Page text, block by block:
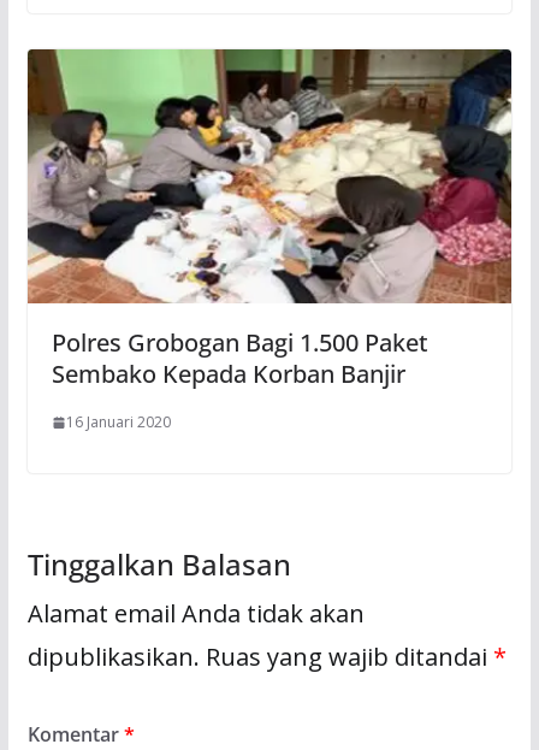
Polres Grobogan Bagi 1.500 Paket
Sembako Kepada Korban Banjir
16 Januari 2020
Tinggalkan Balasan
Alamat email Anda tidak akan
dipublikasikan. Ruas yang wajib ditandai *
Komentar*